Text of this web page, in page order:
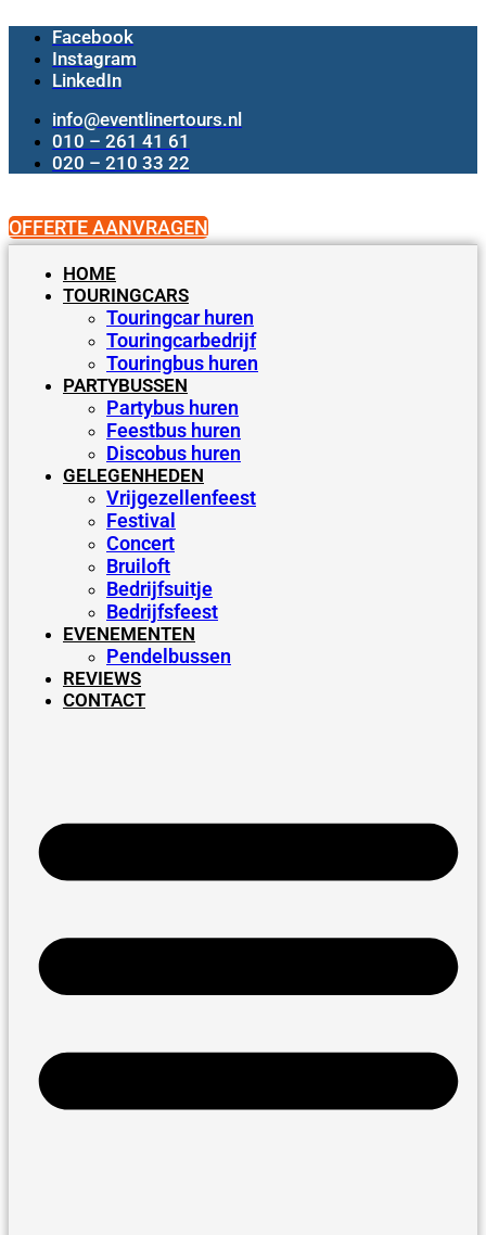
naar
inhoud
Facebook
Instagram
LinkedIn
info@eventlinertours.nl
010 – 261 41 61
020 – 210 33 22
OFFERTE AANVRAGEN
HOME
TOURINGCARS
Touringcar huren
Touringcarbedrijf
Touringbus huren
PARTYBUSSEN
Partybus huren
Feestbus huren
Discobus huren
GELEGENHEDEN
Vrijgezellenfeest
Festival
Concert
Bruiloft
Bedrijfsuitje
Bedrijfsfeest
EVENEMENTEN
Pendelbussen
REVIEWS
CONTACT